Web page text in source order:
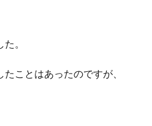
。
ことはあったのですが、